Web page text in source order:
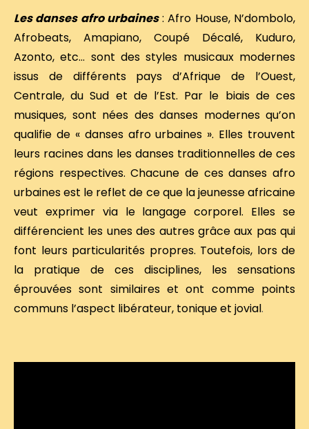
Les danses afro urbaines : Afro House, N’dombolo,
Afrobeats, Amapiano, Coupé Décalé, Kuduro,
Azonto, etc… sont des styles musicaux modernes
issus de différents pays d’Afrique de l’Ouest,
Centrale, du Sud et de l’Est. Par le biais de ces
musiques, sont nées des danses modernes qu’on
qualifie de « danses afro urbaines ». Elles trouvent
leurs racines dans les danses traditionnelles de ces
régions respectives. Chacune de ces danses afro
urbaines est le reflet de ce que la jeunesse africaine
veut exprimer via le langage corporel. Elles se
différencient les unes des autres grâce aux pas qui
font leurs particularités propres. Toutefois, lors de
la pratique de ces disciplines, les sensations
éprouvées sont similaires et ont comme points
communs l’aspect libérateur, tonique et jovial.